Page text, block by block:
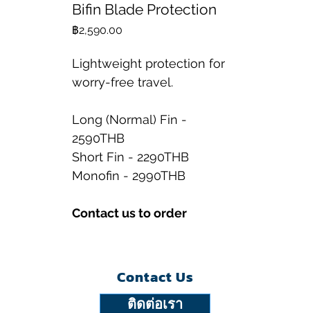
Bifin Blade Protection
฿2,590.00
Lightweight protection for
worry-free travel.
Long (Normal) Fin -
2590THB
Short Fin - 2290THB
Monofin - 2990THB
Contact us to order
Contact Us
ติดต่อเรา